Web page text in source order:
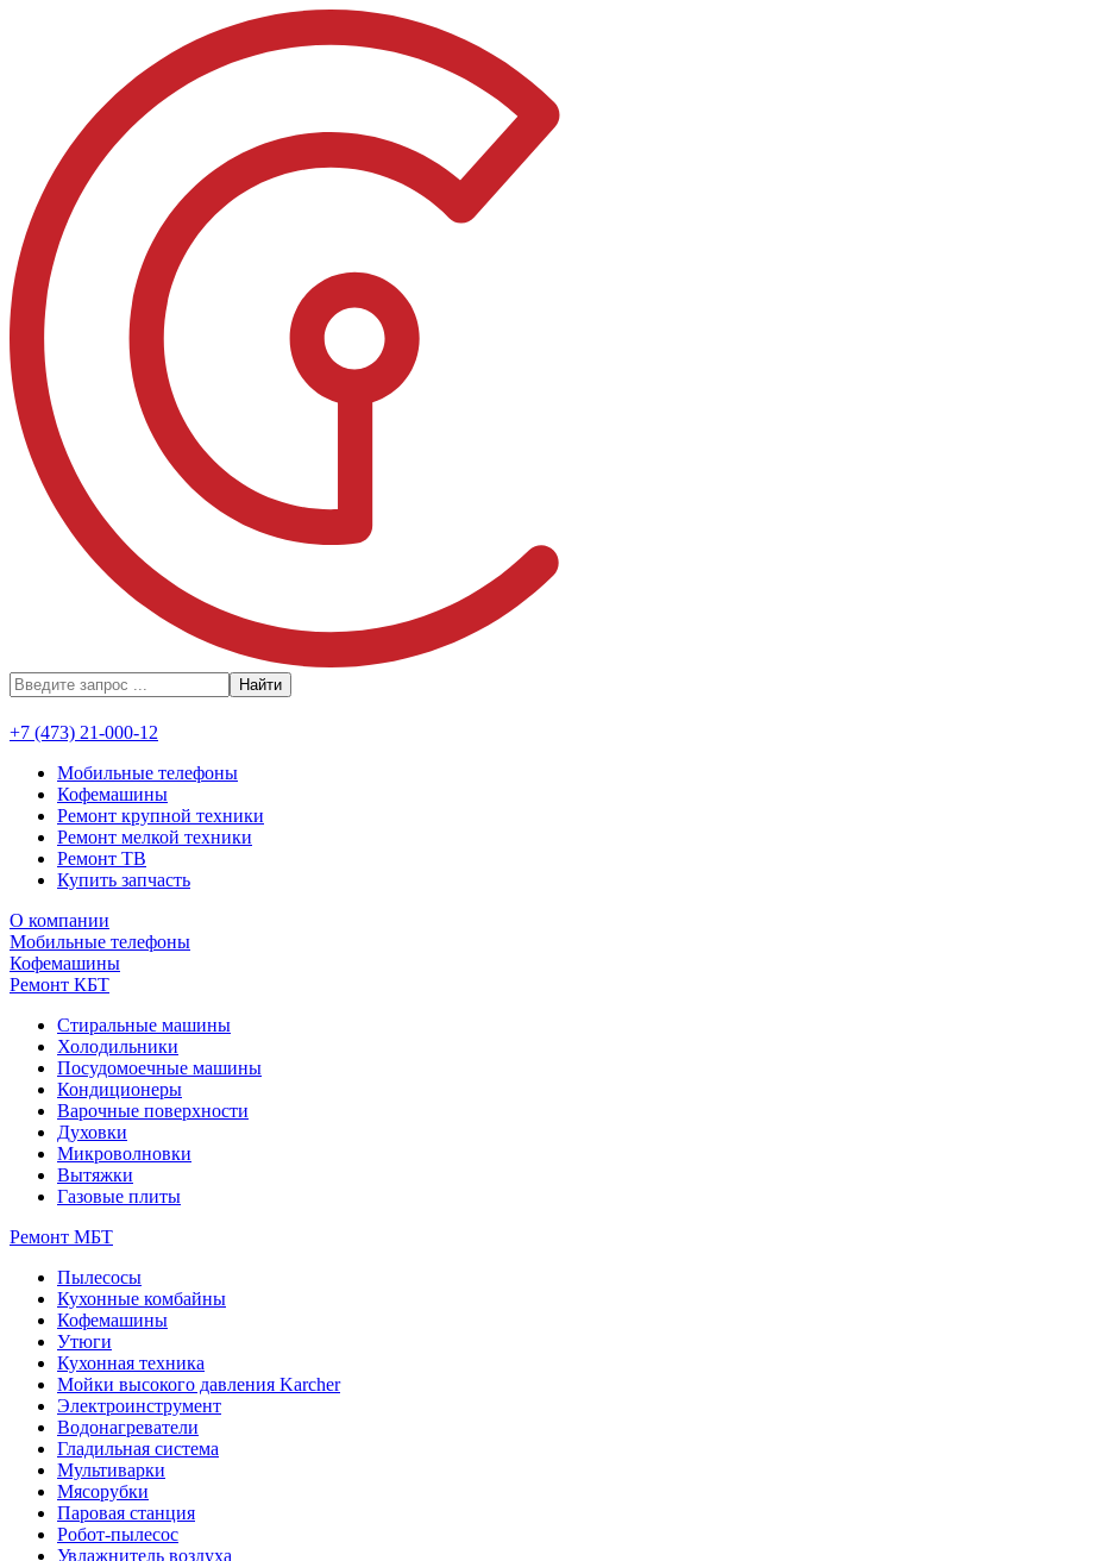
Найти
+7 (473) 21-000-12
Мобильные телефоны
Кофемашины
Ремонт крупной техники
Ремонт мелкой техники
Ремонт ТВ
Купить запчасть
О компании
Мобильные телефоны
Кофемашины
Ремонт КБТ
Стиральные машины
Холодильники
Посудомоечные машины
Кондиционеры
Варочные поверхности
Духовки
Микроволновки
Вытяжки
Газовые плиты
Ремонт МБТ
Пылесосы
Кухонные комбайны
Кофемашины
Утюги
Кухонная техника
Мойки высокого давления Karcher
Электроинструмент
Водонагреватели
Гладильная система
Мультиварки
Мясорубки
Паровая станция
Робот-пылесос
Увлажнитель воздуха